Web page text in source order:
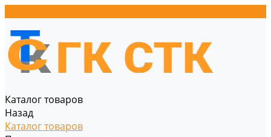
Каталог товаров
Назад
Каталог товаров